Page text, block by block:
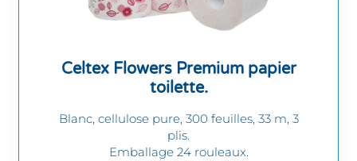
Celtex Flowers Premium papier
toilette.
Blanc, cellulose pure, 300 feuilles, 33 m, 3
plis.
Emballage 24 rouleaux.